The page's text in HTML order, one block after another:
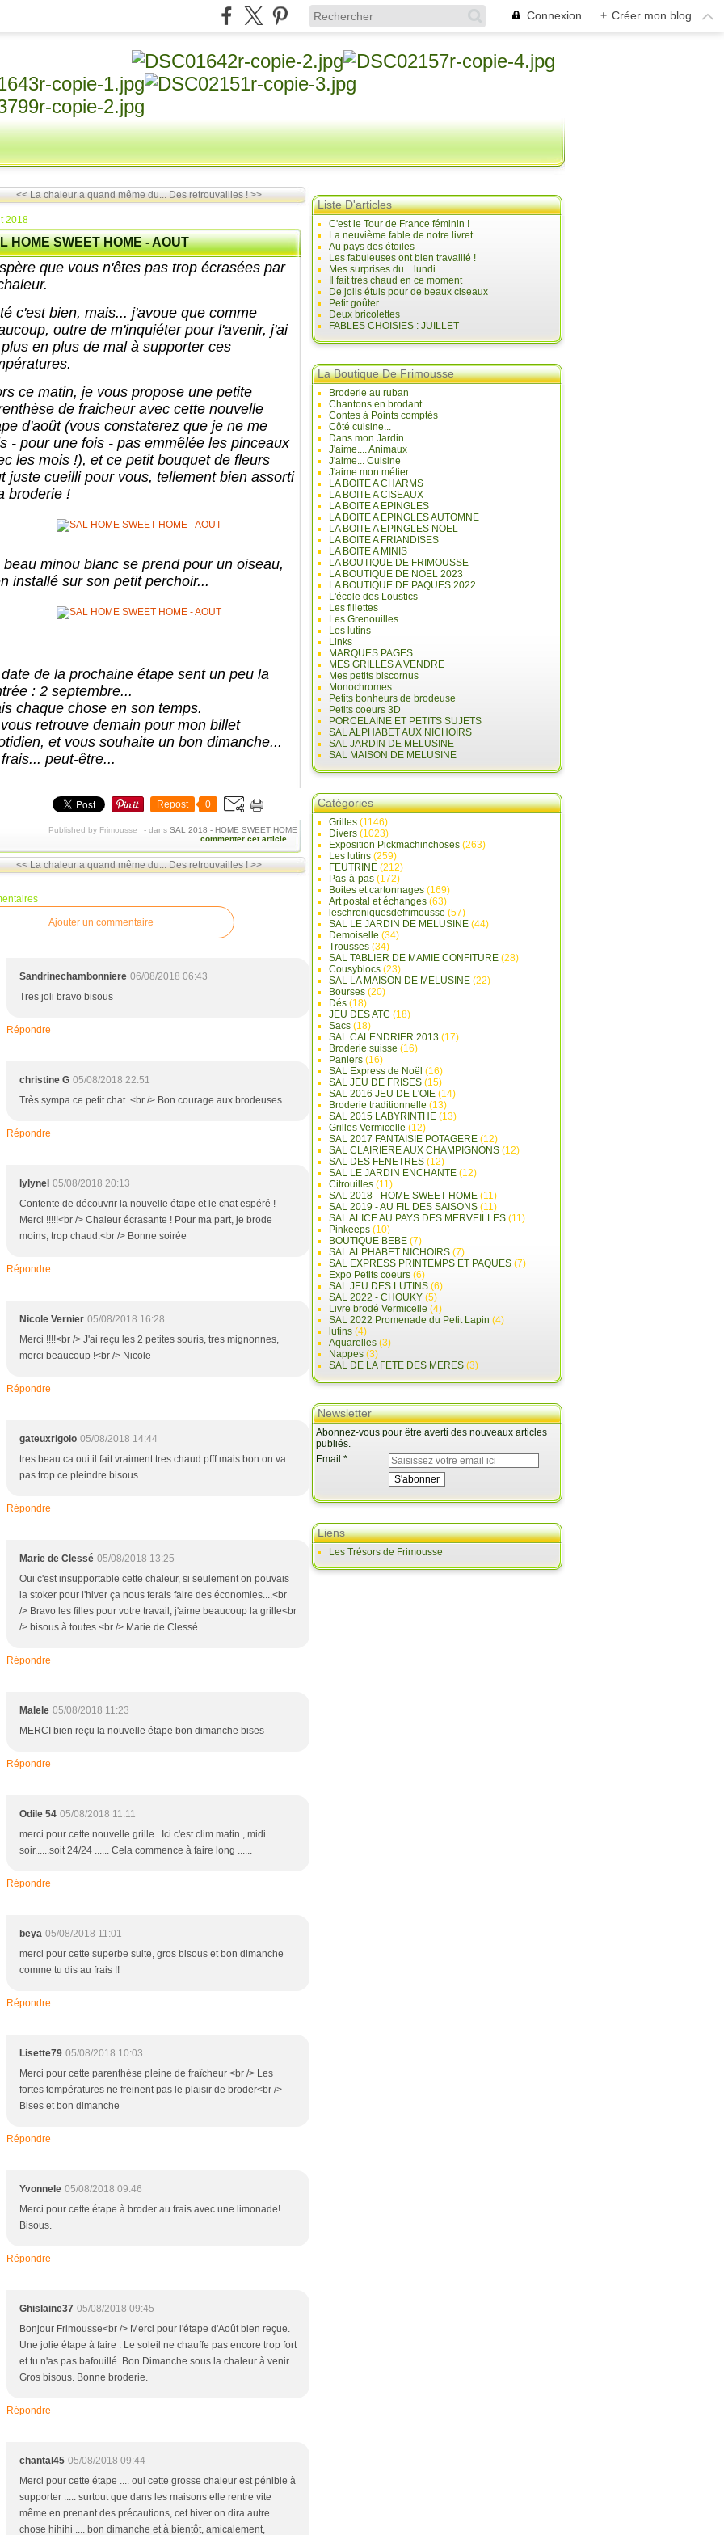
Connexion + Créer mon blog
<< La chaleur a quand même du... Des retrouvailles ! >>
2018
HOME SWEET HOME - AOUT
que vous n'êtes pas trop écrasées par
c'est bien, mais... j'avoue que comme
outre de m'inquiéter pour l'avenir, j'ai
en plus de mal à supporter ces
ce matin, je vous propose une petite
de fraicheur avec cette nouvelle
d'août (vous constaterez que je ne me
- pour une fois - pas emmêlée les pinceaux
les mois !), et ce petit bouquet de fleurs
juste cueilli pour vous, tellement bien assorti
broderie !
beau minou blanc se prend pour un oiseau,
installé sur son petit perchoir...
de la prochaine étape sent un peu la
: 2 septembre...
chaque chose en son temps.
retrouve demain pour mon billet
et vous souhaite un bon dimanche...
peut-être...
Repost 0
Published by Frimousse - dans SAL 2018 - HOME SWEET HOME
commenter cet article
<< La chaleur a quand même du... Des retrouvailles ! >>
Ajouter un commentaire
Sandrinechambonniere 06/08/2018 06:43
Tres joli bravo bisous
Répondre
christine G 05/08/2018 22:51
Très sympa ce petit chat. <br /> Bon courage aux brodeuses.
Répondre
lylynel 05/08/2018 20:13
Contente de découvrir la nouvelle étape et le chat espéré !
Merci !!!!!<br /> Chaleur écrasante ! Pour ma part, je brode
moins, trop chaud.<br /> Bonne soirée
Répondre
Nicole Vernier 05/08/2018 16:28
Merci !!!!<br /> J'ai reçu les 2 petites souris, tres mignonnes,
merci beaucoup !<br /> Nicole
Répondre
gateuxrigolo 05/08/2018 14:44
tres beau ca oui il fait vraiment tres chaud pfff mais bon on va
pas trop ce pleindre bisous
Répondre
Marie de Clessé 05/08/2018 13:25
Oui c'est insupportable cette chaleur, si seulement on pouvais
la stoker pour l'hiver ça nous ferais faire des économies....<br
/> Bravo les filles pour votre travail, j'aime beaucoup la grille<br
/> bisous à toutes.<br /> Marie de Clessé
Répondre
Malele 05/08/2018 11:23
MERCI bien reçu la nouvelle étape bon dimanche bises
Répondre
Odile 54 05/08/2018 11:11
merci pour cette nouvelle grille . Ici c'est clim matin , midi
soir......soit 24/24 ...... Cela commence à faire long ......
Répondre
beya 05/08/2018 11:01
merci pour cette superbe suite, gros bisous et bon dimanche
comme tu dis au frais !!
Répondre
Lisette79 05/08/2018 10:03
Merci pour cette parenthèse pleine de fraîcheur <br /> Les
fortes températures ne freinent pas le plaisir de broder<br />
Bises et bon dimanche
Répondre
Yvonnele 05/08/2018 09:46
Merci pour cette étape à broder au frais avec une limonade!
Bisous.
Répondre
Ghislaine37 05/08/2018 09:45
Bonjour Frimousse<br /> Merci pour l'étape d'Août bien reçue.
Une jolie étape à faire . Le soleil ne chauffe pas encore trop fort
et tu n'as pas bafouillé. Bon Dimanche sous la chaleur à venir.
Gros bisous. Bonne broderie.
Répondre
chantal45 05/08/2018 09:44
Merci pour cette étape .... oui cette grosse chaleur est pénible à
supporter ..... surtout que dans les maisons elle rentre vite
même en prenant des précautions, cet hiver on dira autre
chose hihihi .... bon dimanche et à bientôt, amicalement,
Liste D'articles
C'est le Tour de France féminin !
La neuvième fable de notre livret...
Au pays des étoiles
Les fabuleuses ont bien travaillé !
Mes surprises du... lundi
Il fait très chaud en ce moment
De jolis étuis pour de beaux ciseaux
Petit goûter
Deux bricolettes
FABLES CHOISIES : JUILLET
La Boutique De Frimousse
Broderie au ruban
Chantons en brodant
Contes à Points comptés
Côté cuisine...
Dans mon Jardin...
J'aime.... Animaux
J'aime... Cuisine
J'aime mon métier
LA BOITE A CHARMS
LA BOITE A CISEAUX
LA BOITE A EPINGLES
LA BOITE A EPINGLES AUTOMNE
LA BOITE A EPINGLES NOEL
LA BOITE A FRIANDISES
LA BOITE A MINIS
LA BOUTIQUE DE FRIMOUSSE
LA BOUTIQUE DE NOEL 2023
LA BOUTIQUE DE PAQUES 2022
L'école des Loustics
Les fillettes
Les Grenouilles
Les lutins
Links
MARQUES PAGES
MES GRILLES A VENDRE
Mes petits biscornus
Monochromes
Petits bonheurs de brodeuse
Petits coeurs 3D
PORCELAINE ET PETITS SUJETS
SAL ALPHABET AUX NICHOIRS
SAL JARDIN DE MELUSINE
SAL MAISON DE MELUSINE
Catégories
Grilles (1146)
Divers (1023)
Exposition Pickmachinchoses (263)
Les lutins (259)
FEUTRINE (212)
Pas-à-pas (172)
Boites et cartonnages (169)
Art postal et échanges (63)
leschroniquesdefrimousse (57)
SAL LE JARDIN DE MELUSINE (44)
Demoiselle (34)
Trousses (34)
SAL TABLIER DE MAMIE CONFITURE (28)
Cousyblocs (23)
SAL LA MAISON DE MELUSINE (22)
Bourses (20)
Dés (18)
JEU DES ATC (18)
Sacs (18)
SAL CALENDRIER 2013 (17)
Broderie suisse (16)
Paniers (16)
SAL Express de Noël (16)
SAL JEU DE FRISES (15)
SAL 2016 JEU DE L'OIE (14)
Broderie traditionnelle (13)
SAL 2015 LABYRINTHE (13)
Grilles Vermicelle (12)
SAL 2017 FANTAISIE POTAGERE (12)
SAL CLAIRIERE AUX CHAMPIGNONS (12)
SAL DES FENETRES (12)
SAL LE JARDIN ENCHANTE (12)
Citrouilles (11)
SAL 2018 - HOME SWEET HOME (11)
SAL 2019 - AU FIL DES SAISONS (11)
SAL ALICE AU PAYS DES MERVEILLES (11)
Pinkeeps (10)
BOUTIQUE BEBE (7)
SAL ALPHABET NICHOIRS (7)
SAL EXPRESS PRINTEMPS ET PAQUES (7)
Expo Petits coeurs (6)
SAL JEU DES LUTINS (6)
SAL 2022 - CHOUKY (5)
Livre brodé Vermicelle (4)
SAL 2022 Promenade du Petit Lapin (4)
lutins (4)
Aquarelles (3)
Nappes (3)
SAL DE LA FETE DES MERES (3)
Newsletter
Abonnez-vous pour être averti des nouveaux articles
publiés.
Email
Liens
Les Trésors de Frimousse